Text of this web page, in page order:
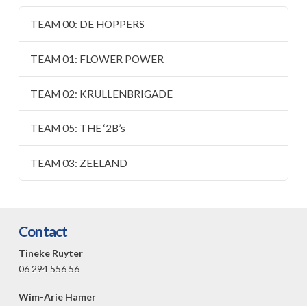
TEAM 00: DE HOPPERS
TEAM 01: FLOWER POWER
TEAM 02: KRULLENBRIGADE
TEAM 05: THE ‘2B’s
TEAM 03: ZEELAND
Contact
Tineke Ruyter
06 294 556 56
Wim-Arie Hamer